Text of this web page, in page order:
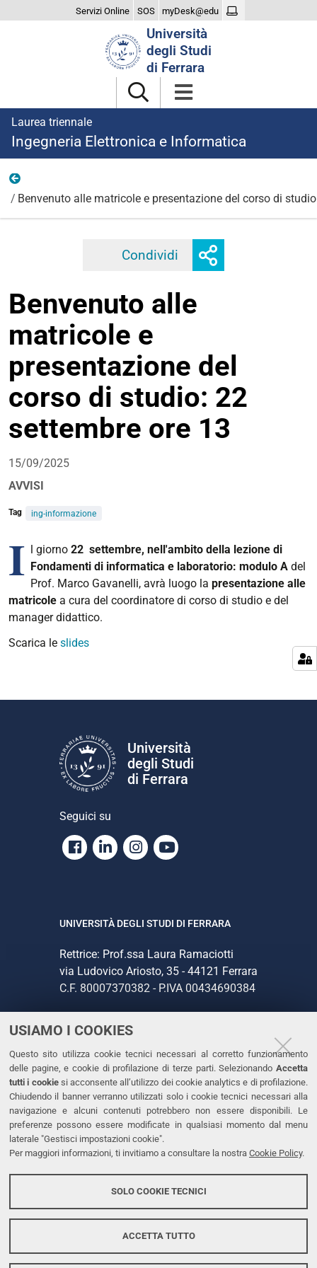
USIAMO I COOKIES
Questo sito utilizza cookie tecnici necessari al corretto funzionamento
delle pagine, e cookie di profilazione di terze parti. Selezionando Accetta
tutti i cookiesi acconsente all’utilizzo dei cookie analytics e di profilazione.
Chiudendo il banner verranno utilizzati solo i cookie tecnici necessari alla
navigazione e alcuni contenuti potrebbero non essere disponibili. Le
preferenze possono essere modificate in qualsiasi momento dal menu
laterale "Gestisci impostazioni cookie".
Per maggiori informazioni, ti invitiamo a consultare la nostra Cookie Policy.
SOLO COOKIE TECNICI
ACCETTA TUTTO
Servizi Online SOS myDesk@edu
Università
degli Studi
di Ferrara
Laurea triennale
Ingegneria Elettronica e Informatica
Benvenuto alle matricole e presentazione del corso di
Condividi Facebook
Benvenuto alle
matricole e
presentazione del
corso di studio: 22
settembre ore 13
15/09/2025
AVVISI
Tag ing-informazione
I l giorno 22 settembre, nell'ambito della lezione di
Fondamenti di informatica e laboratorio: modulo A del
Prof. Marco Gavanelli, avrà luogo la presentazione alle
matricole a cura del coordinatore di corso di studio e del
manager didattico.
Scarica le slides
Università
degli Studi
di Ferrara
Seguici su
Facebook
LinkedinInstagram
Youtube
UNIVERSITÀ DEGLI STUDI DI FERRARA
Rettrice: Prof.ssa Laura Ramaciotti
via Ludovico Ariosto, 35 - 44121 Ferrara
C.F. 80007370382 - P.IVA 00434690384
CONTATTI
Tel. +39 0532 293111
Fax. +39 0532 293031
PEC
LINKS
Dichiarazione di accessibilità
Protezione dati personali